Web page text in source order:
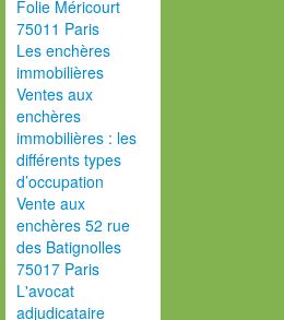
Folie Méricourt
75011 Paris
Les enchères
immobilières
Ventes aux
enchères
immobilières : les
différents types
d’occupation
Vente aux
enchères 52 rue
des Batignolles
75017 Paris
L'avocat
adjudicataire